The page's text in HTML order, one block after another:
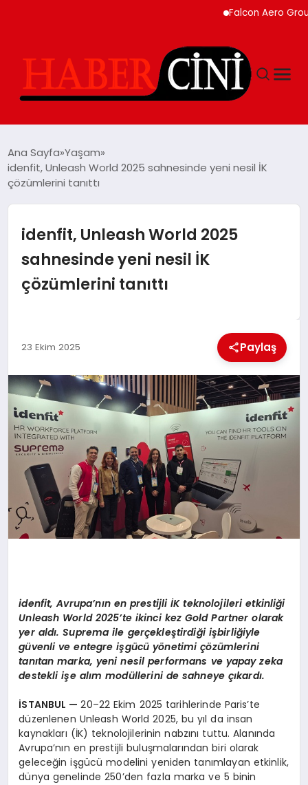
Falcon Aero Group,
YAŞAM
GÜNCEL
TEKNOLOJI
GENEL
EKONOMI
YEREL HABERLER
GÜNDEM
Ana Sayfa Yaşam
idenfit, Unleash World 2025 sahnesinde yeni nesil İK
çözümlerini tanıttı
idenfit, Unleash World 2025
sahnesinde yeni nesil İK
çözümlerini tanıttı
23 Ekim 2025 Paylaş
idenfit, Avrupa’nın en prestijliİK teknolojileri etkinliği
Unleash World 2025’te ikinci kez Gold Partner olarak
yer aldı. Suprema ile gerçekleştirdiği işbirliğiyle
güvenli ve entegre işgücü yönetimi çözümlerini
tanıtan marka, yeni nesil performans ve yapay zeka
destekli işe alım modüllerini de sahneye çıkardı.
İSTANBUL —20–22 Ekim 2025 tarihlerinde Paris’te
düzenlenen Unleash World 2025, bu yıl da insan
kaynakları (İK) teknolojilerinin nabzını tuttu. Alanında
Avrupa’nın en prestijli buluşmalarından biri olarak
geleceğin işgücü modelini yeniden tanımlayan etkinlik,
dünya genelinde 250’den fazla marka ve 5 binin